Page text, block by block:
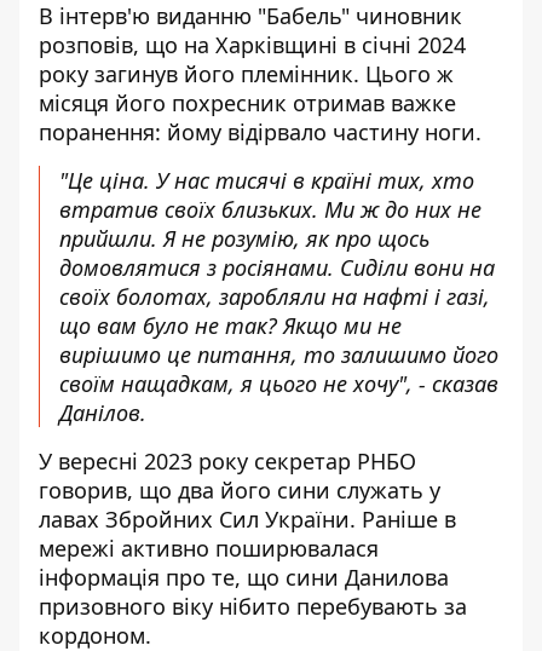
В інтерв'ю виданню "Бабель" чиновник
розповів, що на Харківщині в січні 2024
року загинув його племінник. Цього ж
місяця його похресник отримав важке
поранення: йому відірвало частину ноги.
"Це ціна. У нас тисячі в країні тих, хто
втратив своїх близьких. Ми ж до них не
прийшли. Я не розумію, як про щось
домовлятися з росіянами. Сиділи вони на
своїх болотах, заробляли на нафті і газі,
що вам було не так? Якщо ми не
вирішимо це питання, то залишимо його
своїм нащадкам, я цього не хочу", - сказав
Данілов.
У вересні 2023 року секретар РНБО
говорив, що два його сини служать у
лавах Збройних Сил України. Раніше в
мережі активно поширювалася
інформація про те, що сини Данилова
призовного віку нібито перебувають за
кордоном.